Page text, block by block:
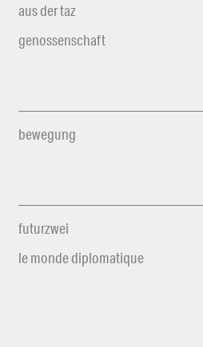
aus der taz
genossenschaft
bewegung
futurzwei
le monde diplomatique